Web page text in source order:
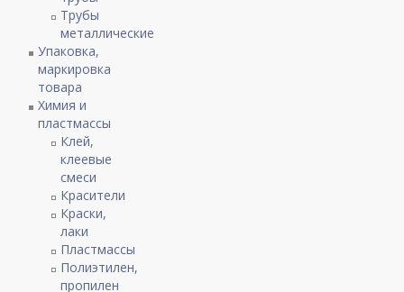
Трубы
металлические
Упаковка,
маркировка
товара
Химия и
пластмассы
Клей,
клеевые
смеси
Красители
Краски,
лаки
Пластмассы
Полиэтилен,
пропилен